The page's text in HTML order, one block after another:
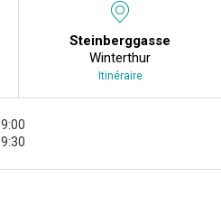
Steinberggasse
Winterthur
Itinéraire